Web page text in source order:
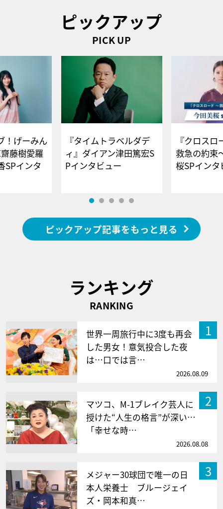
ピックアップ
PICK UP
！げーみん
藤樹愛羅
SPインタ
『タイムトラベルダデ
ィ』ダイアン津田篤宏S
Pインタビュー
『クロス
救急の約束
桜SPイ
ピックアップ記事をもっと見る
ランキング
RANKING
1
世界一周旅行中に3度も再会
した男女！意気投合した夜
は…口では言…
2026.08.09
2
マツコ、M-1ブレイク芸人に
授けた“人生の格言”が深い…
「幸せな時…
2026.08.08
3
メジャー30球団で唯一の日
本人栄養士 ブルージェイ
ズ・岡本和真…